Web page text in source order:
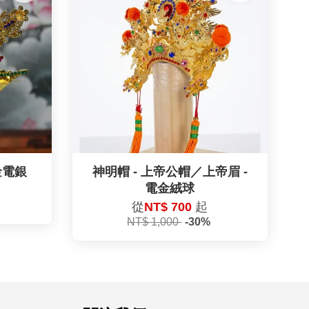
銀
神明帽 - 上帝公帽／上帝眉 -
電金絨球
從NT$ 700 起
NT$ 1,000 -30%